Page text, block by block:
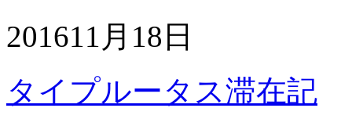
201611月 18日
タイプルータス滞在記